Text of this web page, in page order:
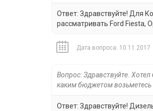
Ответ: Здравствуйте! Для
рассматривать Ford Fiesta,
Дата вопроса: 10.11.2017
Вопрос: Здравствуйте.
каким бюджетом возьметесь
Ответ: Здравствуйте!